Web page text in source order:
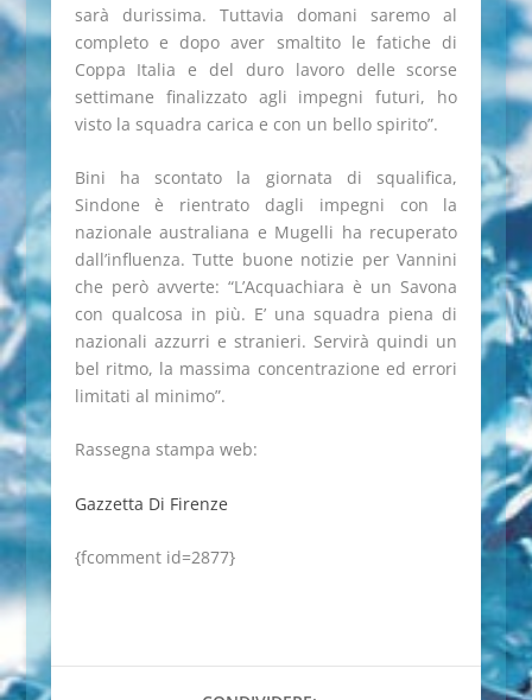
sarà durissima. Tuttavia domani saremo al
completo e dopo aver smaltito le fatiche di
Coppa Italia e del duro lavoro delle scorse
settimane finalizzato agli impegni futuri, ho
visto la squadra carica e con un bello spirito”.
Bini ha scontato la giornata di squalifica,
Sindone è rientrato dagli impegni con la
nazionale australiana e Mugelli ha recuperato
dall’influenza. Tutte buone notizie per Vannini
che però avverte: “L’Acquachiara è un Savona
con qualcosa in più. E’ una squadra piena di
nazionali azzurri e stranieri. Servirà quindi un
bel ritmo, la massima concentrazione ed errori
limitati al minimo”.
Rassegna stampa web:
Gazzetta Di Firenze
{fcomment id=2877}